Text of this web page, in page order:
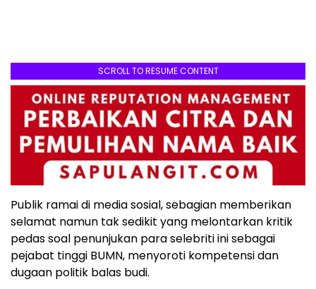
SCROLL TO RESUME CONTENT
Publik ramai di media sosial, sebagian memberikan
selamat namun tak sedikit yang melontarkan kritik
pedas soal penunjukan para selebriti ini sebagai
pejabat tinggi BUMN, menyoroti kompetensi dan
dugaan politik balas budi.